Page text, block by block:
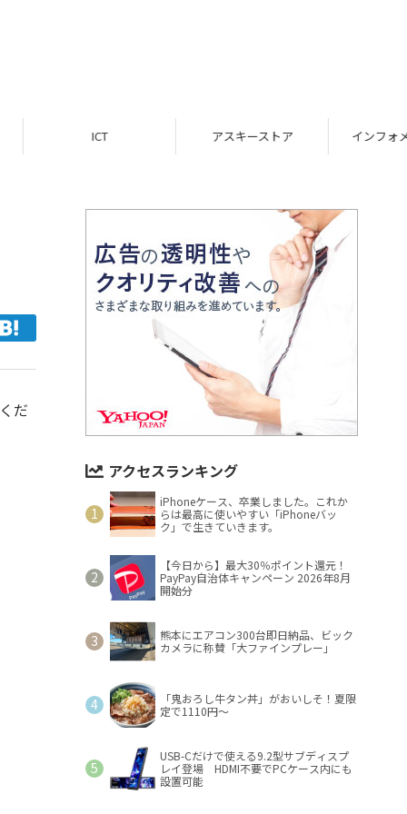
アスキーストア インフォメーション
だ
アクセスランキング
iPhoneケース、卒業しました。これか
らは最高に使いやすい「iPhoneバッ
ク」で生きていきます。
【今日から】最大30％ポイント還元！
PayPay自治体キャンペーン 2026年8月
開始分
熊本にエアコン300台即日納品、ビック
カメラに称賛「大ファインプレー」
「鬼おろし牛タン丼」がおいしそ！夏限
定で1110円～
USB-Cだけで使える9.2型サブディスプ
レイ登場 HDMI不要でPCケース内にも
設置可能